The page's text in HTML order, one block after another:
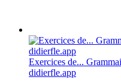
Exercices de...
didierfle.app